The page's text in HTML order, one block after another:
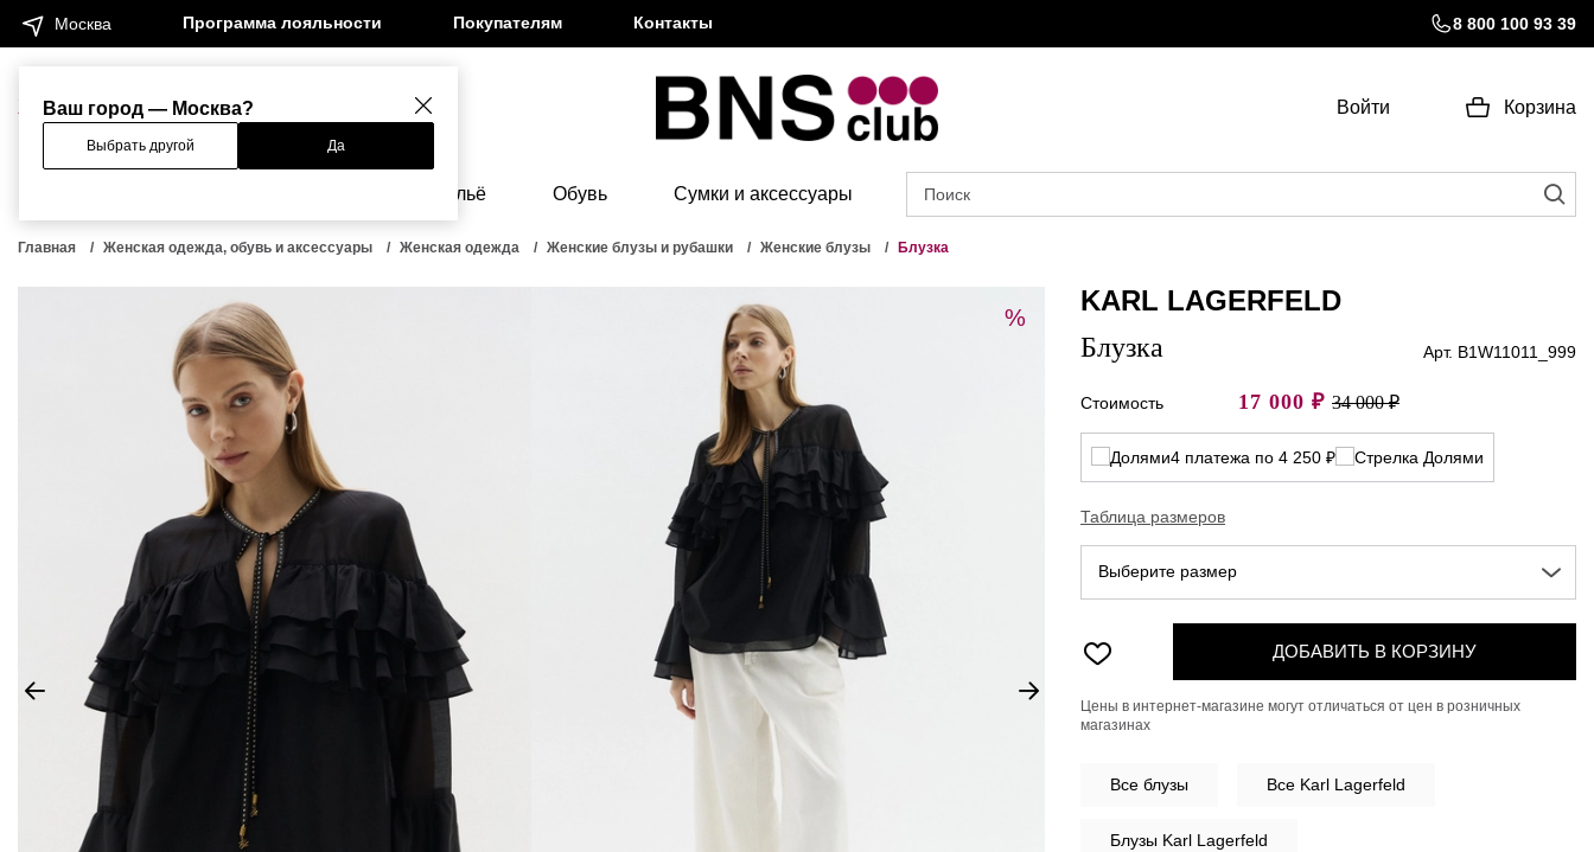
Ваш город — Москва?
Выбрать другой Да
Москва Программа лояльности Покупателям Контакты 8 800 100 93 39
Женщинам Мужчинам Войти Корзина
Бельё Обувь Сумки и аксессуары
Главная Женская одежда, обувь и аксессуары Женская одежда Женские блузы и рубашки Женские блузы Блузка
%
KARL LAGERFELD
Блузка Арт. B1W11011_999
Стоимость 17 000 ₽ 34 000 ₽
4 платежа по 4 250 ₽
Таблица размеров
Выберите размер
ДОБАВИТЬ В КОРЗИНУ
Цены в интернет-магазине могут отличаться от цен в розничных
магазинах
Все блузы Все Karl Lagerfeld
Блузы Karl Lagerfeld